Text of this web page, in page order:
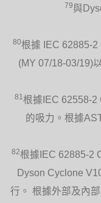
79與
80根據 IEC 62885-2
(MY 07/18-03/19)
81 根據IEC 62558-2
的吸力。根據
82根據IEC 62885-2
Dyson Cyclone
行。 根據外部及內